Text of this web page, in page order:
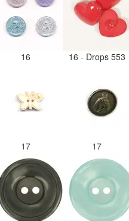
16 16 - Drops 553
17 17